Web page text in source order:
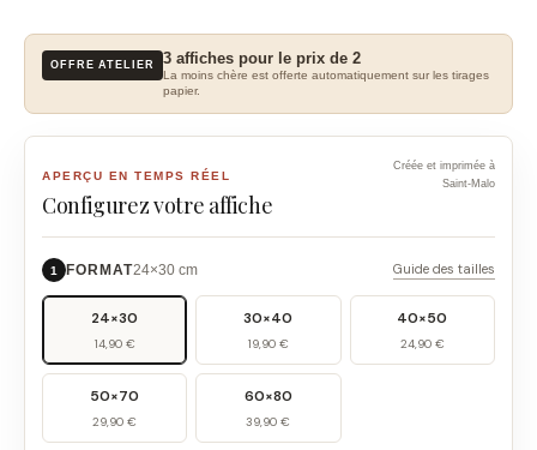
OFFRE ATELIER 3 affiches pour le prix de 2
La moins chère est offerte automatiquement sur les tirages
papier.
APERÇU EN TEMPS RÉEL
Configurez votre affiche
Créée et imprimée à
Saint-Malo
1 FORMAT24×30 cm Guide des tailles
24×30
14,90 €
30×40
19,90 €
40×50
24,90 €
50×70
29,90 €
60×80
39,90 €